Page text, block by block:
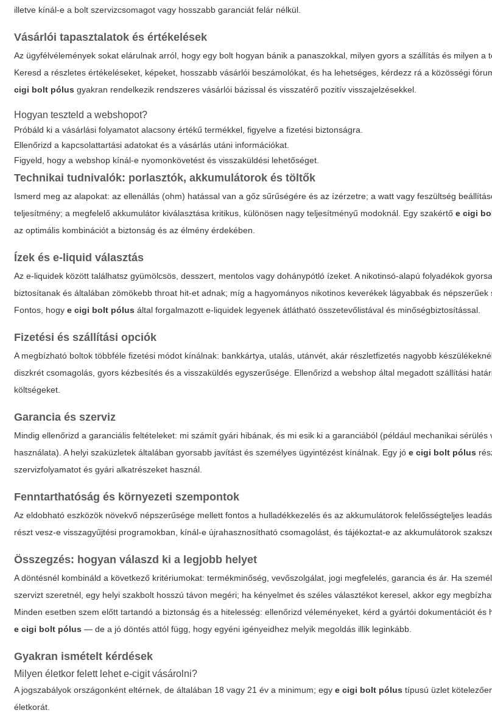
illetve kínál-e a bolt szervizcsomagot vagy hosszabb garanciát felár nélkül.
Vásárlói tapasztalatok és értékelések
Az ügyfélvélemények sokat elárulnak arról, hogy egy bolt hogyan bánik a panaszokkal, milyen gyors a szállítás és milyen a
Keresd a részletes értékeléseket, képeket, hosszabb vásárlói beszámolókat, és ha lehetséges, kérdezz rá a közösségi
cigi bolt pólus gyakran rendelkezik rendszeres vásárlói bázissal és visszatérő pozitív visszajelzésekkel.
Hogyan teszteld a webshopot?
Próbáld ki a vásárlási folyamatot alacsony értékű termékkel, figyelve a fizetési biztonságra.
Ellenőrizd a kapcsolattartási adatokat és a vásárlás utáni információkat.
Figyeld, hogy a webshop kínál-e nyomonkövetést és visszaküldési lehetőséget.
Technikai tudnivalók: porlasztók, akkumulátorok és töltők
Ismerd meg az alapokat: az ellenállás (ohm) hatással van a gőz sűrűségére és az ízérzetre; a watt vagy feszültség
teljesítmény; a megfelelő akkumulátor kiválasztása kritikus, különösen nagy teljesítményű modoknál. Egy szakértőe cigi
az optimális kombinációt a biztonság és az élmény érdekében.
Ízek és e-liquid választás
Az e-liquidek között találhatsz gyümölcsös, desszert, mentolos vagy dohánypótló ízeket. A nikotinsó-alapú folyadékok
biztosítanak és általában zömökebb throat hit-et adnak; míg a hagyományos nikotinos keverékek lágyabbak és népszerűek
Fontos, hogye cigi bolt pólus által forgalmazott e-liquidek legyenek átlátható összetevőlistával és minőségbiztosítással.
Fizetési és szállítási opciók
A megbízható boltok többféle fizetési módot kínálnak: bankkártya, utalás, utánvét, akár részletfizetés nagyobb
diszkrét csomagolás, gyors kézbesítés és a visszaküldés egyszerűsége. Ellenőrizd a webshop által megadott szállítási
költségeket.
Garancia és szerviz
Mindig ellenőrizd a garanciális feltételeket: mi számít gyári hibának, és mi esik ki a garanciából (például mechanikai sérülés
használata). A helyi szaküzletek általában gyorsabb javítást és személyes ügyintézést kínálnak. Egy jóe cigi bolt pólus
szervizfolyamatot és gyári alkatrészeket használ.
Fenntarthatóság és környezeti szempontok
Az eldobható eszközök növekvő népszerűsége mellett fontos a hulladékkezelés és az akkumulátorok felelősségteljes
részt vesz-e visszagyűjtési programokban, kínál-e újrahasznosítható csomagolást, és tájékoztat-e az akkumulátorok
Összegzés: hogyan válaszd ki a legjobb helyet
A döntésnél kombináld a következő kritériumokat: termékminőség, vevőszolgálat, jogi megfelelés, garancia és ár. Ha
szervizt szeretnél, egy helyi szakbolt hosszú távon megéri; ha kényelmet és széles választékot keresel, akkor egy
Minden esetben szem előtt tartandó a biztonság és a hitelesség: ellenőrizd véleményeket, kérd a gyártói dokumentációt és
e cigi bolt pólus — de a jó döntés attól függ, hogy egyéni igényeidhez melyik megoldás illik leginkább.
Gyakran ismételt kérdések
Milyen életkor felett lehet e-cigit vásárolni?
A jogszabályok országonként eltérnek, de általában 18 vagy 21 év a minimum; egye cigi bolt pólus típusú üzlet
életkorát.